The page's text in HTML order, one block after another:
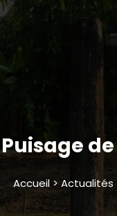
Puisage
Accueil >